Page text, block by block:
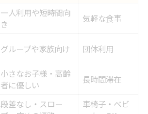
一人利用や短時間向
き
気軽な食事
グループや家族向け 団体利用
小さなお子様・高齢
者に優しい
長時間滞在
段差なし・スロー
車椅子・ベビ